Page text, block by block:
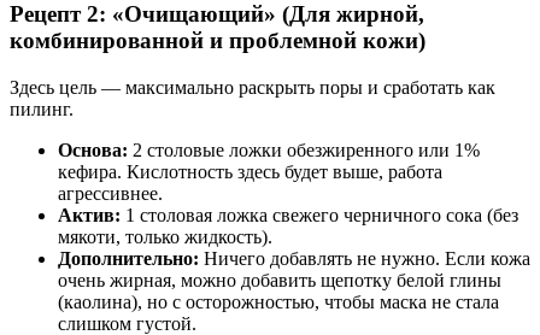
Рецепт 2: «Очищающий» (Для жирной,
комбинированной и проблемной кожи)
Здесь цель — максимально раскрыть поры и сработать как
пилинг.
Основа: 2 столовые ложки обезжиренного или 1%
кефира. Кислотность здесь будет выше, работа
агрессивнее.
Актив: 1 столовая ложка свежего черничного сока (без
мякоти, только жидкость).
Дополнительно: Ничего добавлять не нужно. Если кожа
очень жирная, можно добавить щепотку белой глины
(каолина), но с осторожностью, чтобы маска не стала
слишком густой.